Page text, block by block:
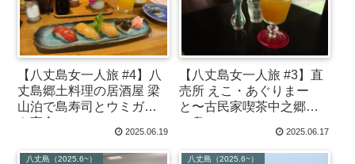
【八丈島女一人旅 #4】八
丈島郷土料理の居酒屋 梁
山泊で島寿司とウミガメ
を実食
2025.06.19
【八丈島女一人旅 #3】直
売所 えこ・あぐりまー
と〜古民家喫茶中之郷で
一息
2025.06.17
八丈島（2025.6~） 八丈島（2025.6~）